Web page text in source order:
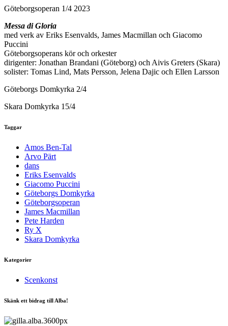
Göteborgsoperan 1/4 2023
Messa di Gloria
med verk av Eriks Esenvalds, James Macmillan och Giacomo
Puccini
Göteborgsoperans kör och orkester
dirigenter: Jonathan Brandani (Göteborg) och Aivis Greters (Skara)
solister: Tomas Lind, Mats Persson, Jelena Dajic och Ellen Larsson
Göteborgs Domkyrka 2/4
Skara Domkyrka 15/4
Taggar
Amos Ben-Tal
Arvo Pärt
dans
Eriks Esenvalds
Giacomo Puccini
Göteborgs Domkyrka
Göteborgsoperan
James Macmillan
Pete Harden
Ry X
Skara Domkyrka
Kategorier
Scenkonst
Skänk ett bidrag till Alba!